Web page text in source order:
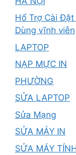
Hổ Trợ Cài
Dùng vĩnh viễn
LAPTOP
NẠP MỰC IN
PHƯỜNG
SỬA LAPTOP
Sửa Mạng
SỬA MÁY IN
SỬA MÁY